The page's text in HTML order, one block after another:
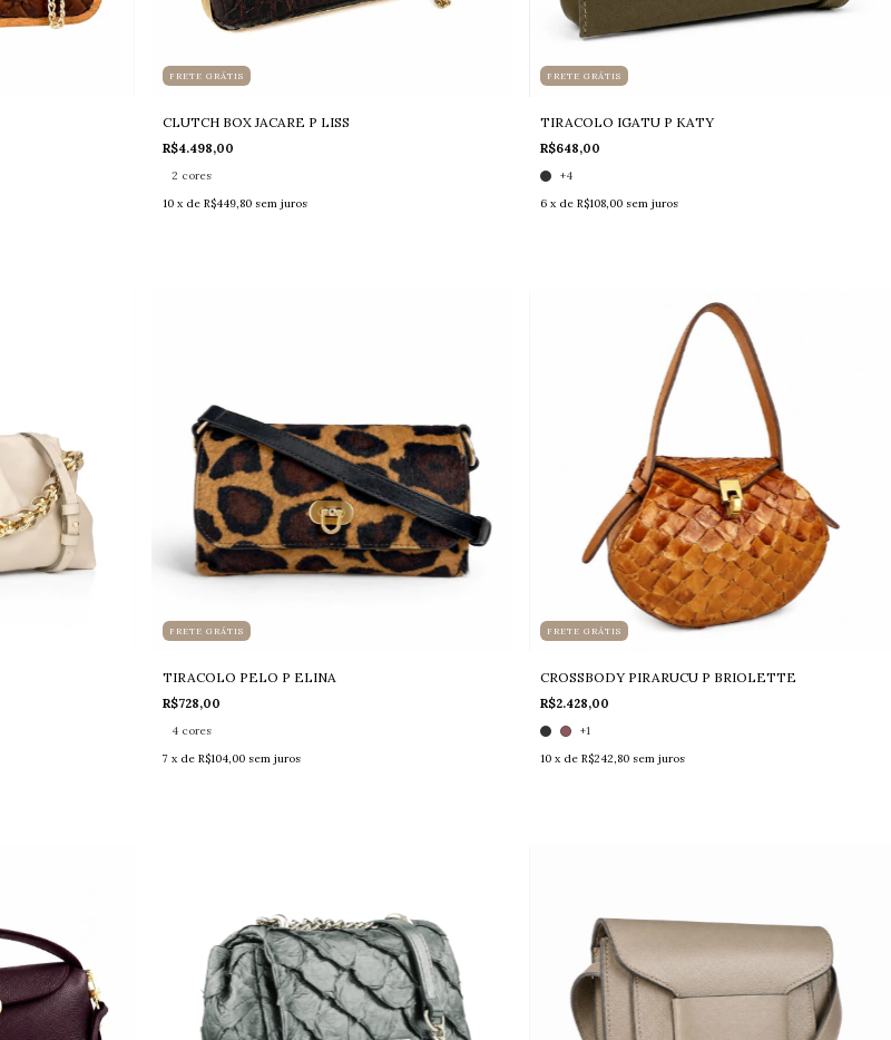
FRETE GRÁTIS
CLUTCH BOX JACARE P LISS
R$4.498,00
2 cores
10 x de R$449,80 sem juros
FRETE GRÁTIS
TIRACOLO IGATU P KATY
R$648,00
+4
6 x deR$108,00 sem juros
FRETE GRÁTIS
TIRACOLO PELO P ELINA
R$728,00
4 cores
7 x de R$104,00 sem juros
FRETE GRÁTIS
CROSSBODY PIRARUCU P BRIOLETTE
R$2.428,00
+1
10 x deR$242,80 sem juros